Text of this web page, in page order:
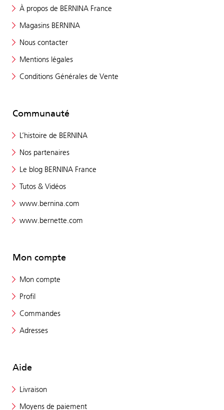
À propos de BERNINA France
Magasins BERNINA
Nous contacter
Mentions légales
Conditions Générales de Vente
Communauté
L’histoire de BERNINA
Nos partenaires
Le blog BERNINA France
Tutos & Vidéos
www.bernina.com
www.bernette.com
Mon compte
Mon compte
Profil
Commandes
Adresses
Aide
Livraison
Moyens de paiement